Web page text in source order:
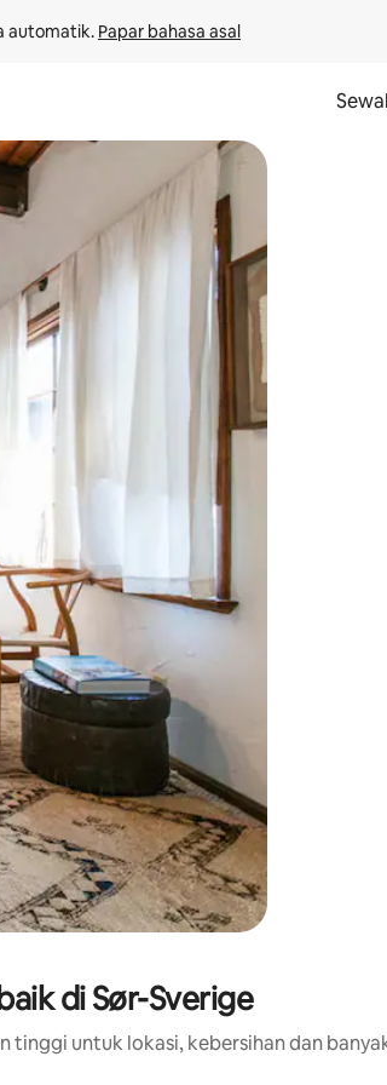
automatik. Papar bahasa asal
atau gerak leret.
di Sør-Sverige
tinggi untuk lokasi, kebersihan dan